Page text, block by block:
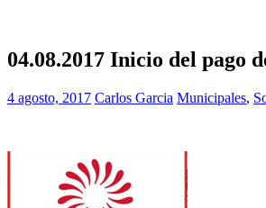
04.08.2017 Inicio del pago
4 agosto, 2017 Carlos Garcia Municipales,